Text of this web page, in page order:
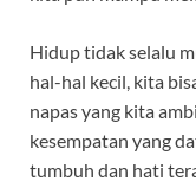
Hidup tidak selalu
hal-hal kecil, kita
napas yang kita
kesempatan yang
tumbuh dan hati